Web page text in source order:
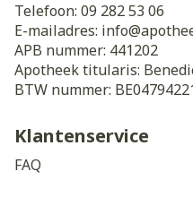
Telefoon: 09 282 53 06
E-mailadres: info@
APB nummer: 441202
Apotheek titularis:
BTW nummer:
Klantenservice
FAQ